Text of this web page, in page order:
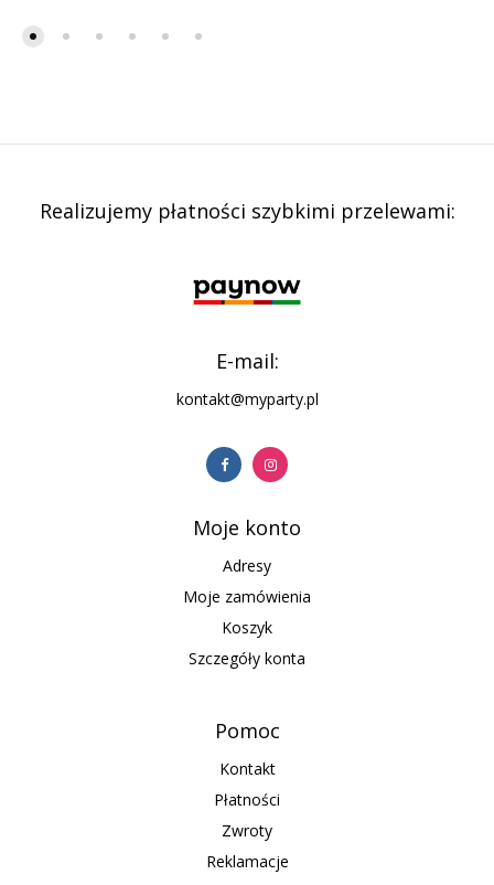
Realizujemy płatności szybkimi przelewami:
E-mail:
kontakt@myparty.pl
Moje konto
Adresy
Moje zamówienia
Koszyk
Szczegóły konta
Pomoc
Kontakt
Płatności
Zwroty
Reklamacje